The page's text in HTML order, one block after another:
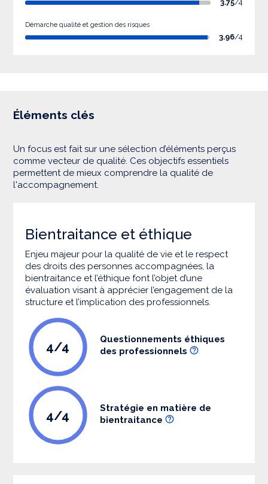
3.75/4
Démarche qualité et gestion des risques
3.96/4
Éléments clés
Un focus est fait sur une sélection d’éléments perçus
comme vecteur de qualité. Ces objectifs essentiels
permettent de mieux comprendre la qualité de
l'accompagnement.
Bientraitance et éthique
Enjeu majeur pour la qualité de vie et le respect
des droits des personnes accompagnées, la
bientraitance et l’éthique font l’objet d’une
évaluation visant à apprécier l’engagement de la
structure et l’implication des professionnels.
4/4
Questionnements éthiques
des professionnels
4/4
Stratégie en matière de
bientraitance